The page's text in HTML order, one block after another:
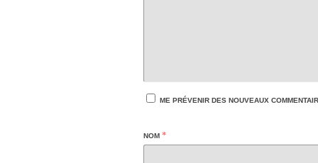
ME PRÉVENIR DES NOUVEAUX
NOM *